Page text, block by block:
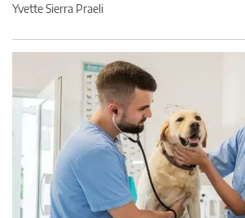
Yvette Sierra Praeli